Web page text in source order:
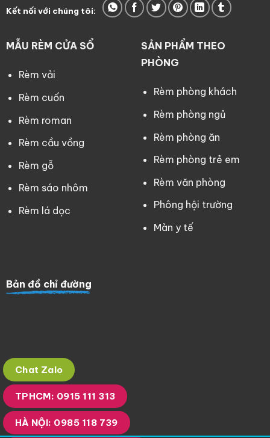
Kết nối với chúng tôi:
MẪU RÈM CỬA SỔ
Rèm vải
Rèm cuốn
Rèm roman
Rèm cầu vồng
Rèm gỗ
Rèm sáo nhôm
Rèm lá dọc
SẢN PHẨM THEO
PHÒNG
Rèm phòng khách
Rèm phòng ngủ
Rèm phòng ăn
Rèm phòng trẻ em
Rèm văn phòng
Phông hội trường
Màn y tế
Bản đồ chỉ đường
Chat Zalo
TPHCM: 0915 111 313
HÀ NỘI: 0985 118 739